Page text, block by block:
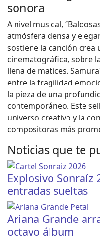
sonora
A nivel musical,
atmósfera densa y
sostiene la canción crea
cinematográfica, sobre
llena de matices.
entre la fragilidad
la pieza de una
contemporáneo. Este
universo creativo y la
compositoras más
Noticias que te
Explosivo Sonraíz
entradas sueltas
Ariana Grande
octavo álbum